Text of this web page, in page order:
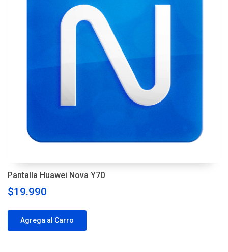
Pantalla Huawei Nova Y70
$19.990
Agrega al Carro